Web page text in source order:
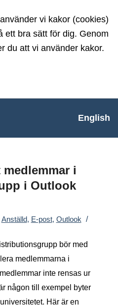
vi kakor (cookies)
ett bra sätt för dig. Genom
du att vi använder kakor.
English
i
i Outlook
Anställd, E-post, Outlook /
bör med
medlemmarna i
inte rensas ur
någon till exempel byter
Här är en